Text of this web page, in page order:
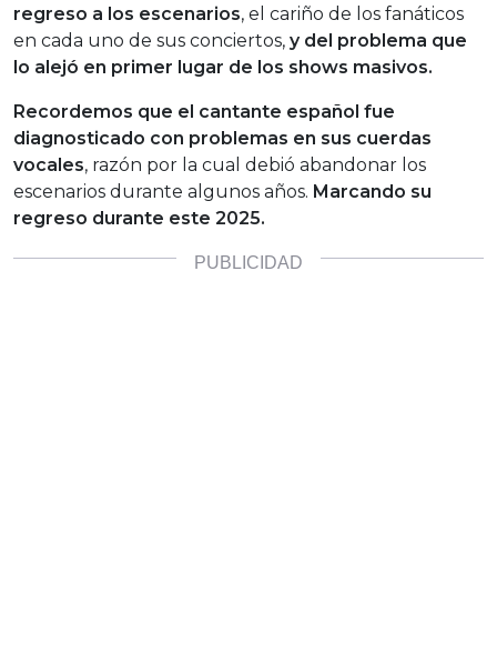
regreso a los escenarios, el cariño de los fanáticos
en cada uno de sus conciertos, y del problema que
lo alejó en primer lugar de los shows masivos.
Recordemos que el cantante español fue
diagnosticado con problemas en sus cuerdas
vocales, razón por la cual debió abandonar los
escenarios durante algunos años. Marcando su
regreso durante este 2025.